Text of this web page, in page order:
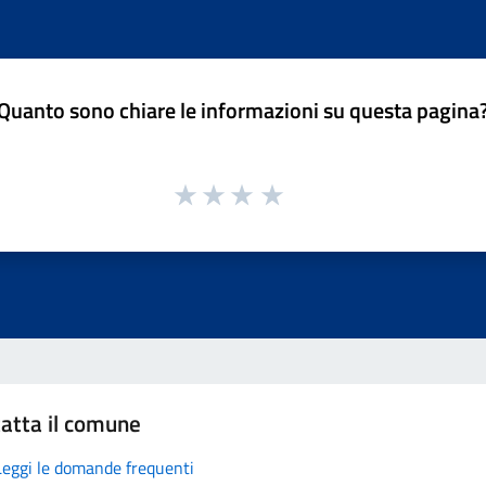
sono chiare le informazioni su questa
il comune
le domande frequenti